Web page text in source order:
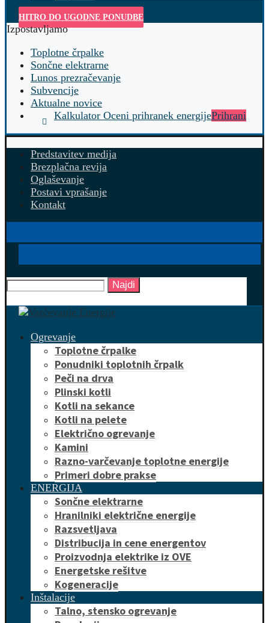
HITRO DO UGODNE PONUDBE
Izpostavljamo
Toplotne črpalke
Sončne elektrarne
Lunos prezračevanje
Subvencije
Aktualne novice
Kalkulator Oceni prihranek energijePrihrani
Predstavitev medija
Brezplačna revija
Oglaševanje
Postavi vprašanje
Kontakt
Najdi
Ogrevanje
Toplotne črpalke
Ponudniki toplotnih črpalk
Peči na drva
Plinski kotli
Kotli na sekance
Kotli na pelete
Električno ogrevanje
Kamini
Razno-varčevanje toplotne energije
Primeri dobre prakse
ENERGIJA
Sončne elektrarne
Hranilniki električne energije
Razsvetljava
Distribucija in cene energentov
Proizvodnja elektrike iz OVE
Energetske rešitve
Kogeneracije
Inštalacije
Talno, stensko ogrevanje